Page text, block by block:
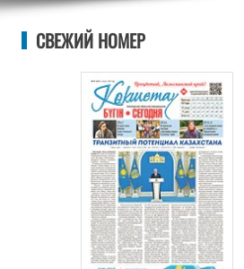
СВЕЖИЙ НОМЕР